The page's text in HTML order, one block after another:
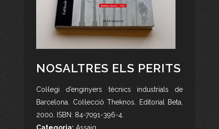
NOSALTRES ELS PERITS
Col·legi d’enginyers tècnics industrials de
Barcelona. Col·lecció Theknos. Editorial Beta,
2000. ISBN: 84-7091-396-4.